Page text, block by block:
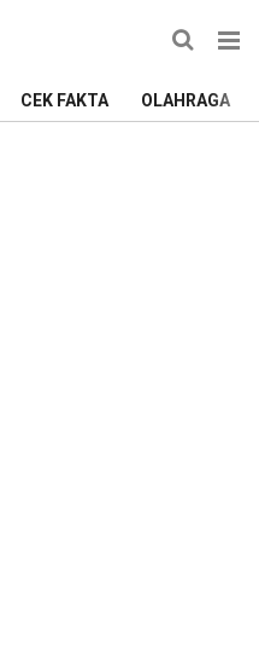
CEK FAKTA OLAHRAGA